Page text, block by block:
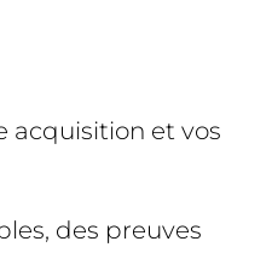
acquisition et vos
des preuves